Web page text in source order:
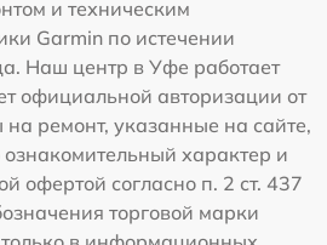
и техническим
Garmin по истечении
Наш центр в Уфе работает
официальной авторизации от
ремонт, указанные на сайте,
ознакомительный характер и
офертой согласно п. 2 ст. 437
торговой марки